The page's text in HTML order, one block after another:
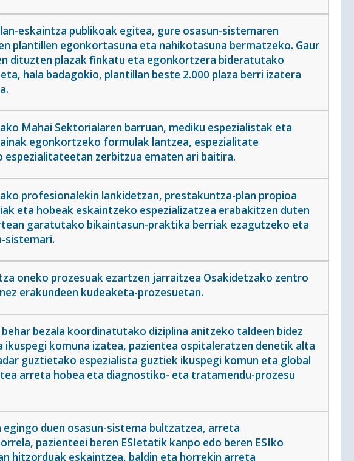
eskaintza publikoak egitea, gure osasun-sistemaren
plantillen egonkortasuna eta nahikotasuna bermatzeko. Gaur
dituzten plazak finkatu eta egonkortzera bideratutako
hala badagokio, plantillan beste 2.000 plaza berri izatera
Mahai Sektorialaren barruan, mediku espezialistak eta
egonkortzeko formulak lantzea, espezialitate
zerbitzua ematen ari baitira.
profesionalekin lankidetzan, prestakuntza-plan propioa
eta hobeak eskaintzeko espezializatzea erabakitzen duten
garatutako bikaintasun-praktika berriak ezagutzeko eta
sistemari.
oneko prozesuak ezartzen jarraitzea Osakidetzako zentro
erakundeen kudeaketa-prozesuetan.
behar bezala koordinatutako diziplina anitzeko taldeen bidez
ikuspegi komuna izatea, pazientea ospitaleratzen denetik alta
guztietako espezialista guztiek ikuspegi komun eta global
arreta hobea eta diagnostiko- eta tratamendu-prozesu
egingo duen osasun-sistema bultzatzea, arreta
pazienteei beren ESIetatik kanpo edo beren ESIko
hitzorduak eskaintzea, baldin eta horrekin arreta